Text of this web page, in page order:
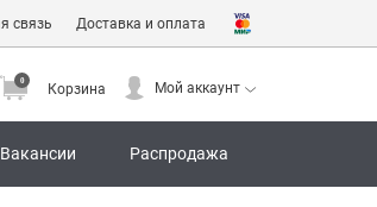
связь Доставка и оплата
0
Корзина Мой аккаунт
Вакансии Распродажа
Мой аккаунт